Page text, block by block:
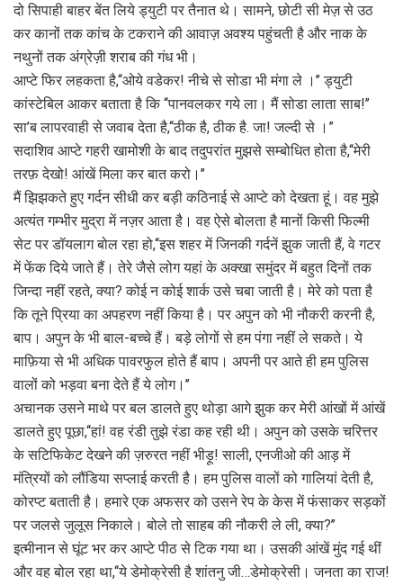
दो सिपाही बाहर बेंत लिये ड्युटी पर तैनात थे। सामने, छोटी सी मेज़ से उठ
कर कानों तक कांच के टकराने की आवाज़ अवश्य पहुंचती है और नाक के
नथुनों तक अंग्रेज़ी शराब की गंध भी।
आप्टे फिर लहकता है,‘‘ओये वडेकर! नीचे से सोडा भी मंगा ले ।’’ ड्युटी
कांस्टेबिल आकर बताता है कि ‘‘पानवलकर गये ला। मैं सोडा लाता साब!’’
सा’ब लापरवाही से जवाब देता है,‘‘ठीक है, ठीक है. जा! जल्दी से ।”
सदाशिव आप्टे गहरी खामोशी के बाद तदुपरांत मुझसे सम्बोधित होता है,‘‘मेरी
तरफ़ देखो! आंखें मिला कर बात करो।’’
मैं झिझकते हुए गर्दन सीधी कर बड़ी कठिनाई से आप्टे को देखता हूं। वह मुझे
अत्यंत गम्भीर मुद्रा में नज़र आता है। वह ऐसे बोलता है मानों किसी फिल्मी
सेट पर डॉयलाग बोल रहा हो,‘‘इस शहर में जिनकी गर्दनें झुक जाती हैं, वे गटर
में फेंक दिये जाते हैं। तेरे जैसे लोग यहां के अक्खा समुंदर में बहुत दिनों तक
जिन्दा नहीं रहते, क्या? कोई न कोई शार्क उसे चबा जाती है। मेरे को पता है
कि तूने प्रिया का अपहरण नहीं किया है। पर अपुन को भी नौकरी करनी है,
बाप। अपुन के भी बाल-बच्चे हैं। बड़े लोगों से हम पंगा नहीं ले सकते। ये
माफ़िया से भी अधिक पावरफुल होते हैं बाप। अपनी पर आते ही हम पुलिस
वालों को भड़वा बना देते हैं ये लोग।’’
अचानक उसने माथे पर बल डालते हुए थोड़ा आगे झुक कर मेरी आंखों में आंखें
डालते हुए पूछा,‘‘हां! वह रंडी तुझे रंडा कह रही थी। अपुन को उसके चरित्तर
के सटिफिकेट देखने की ज़रुरत नहीं भीड़ू! साली, एनजीओ की आड़ में
मंत्रियों को लौंडिया सप्लाई करती है। हम पुलिस वालों को गालियां देती है,
कोरप्ट बताती है। हमारे एक अफसर को उसने रेप के केस में फंसाकर सड़कों
पर जलसे जुलूस निकाले। बोले तो साहब की नौकरी ले ली, क्या?’’
इत्मीनान से घूंट भर कर आप्टे पीठ से टिक गया था। उसकी आंखें मुंद गई थीं
और वह बोल रहा था,‘‘ये डेमोक्रेसी है शांतनु जी…डेमोक्रेसी। जनता का राज!